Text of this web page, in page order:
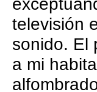
televisión
sonido. El
a mi